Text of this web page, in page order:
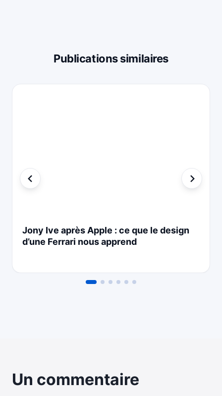
Publications similaires
Jony Ive après Apple : ce que le design
d’une Ferrari nous apprend
Un commentaire